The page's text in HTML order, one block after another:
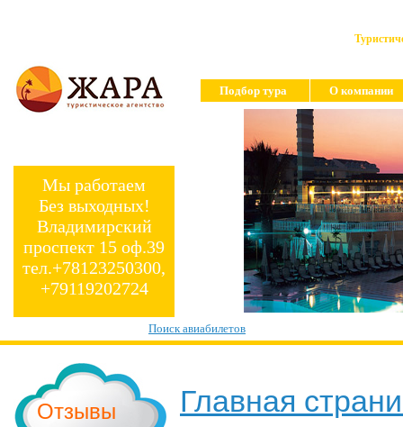
Мы работаем
Без выходных!
Владимирский
проспект 15 оф.39
тел.+78123250300,
+79119202724
Подбор тура О компании
Поиск авиабилетов
Отзывы Главная